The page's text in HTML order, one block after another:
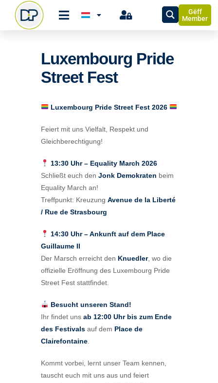
Gëff
Member
Luxembourg Pride
Street Fest
Luxembourg Pride Street Fest 2026
Feiert mit uns Vielfalt, Respekt und
Gleichberechtigung!
13:30 Uhr – Equality March 2026
Schließt euch den Jonk Demokraten beim
Equality March an!
Treffpunkt: Kreuzung Avenue de la Liberté
/ Rue de Strasbourg
14:30 Uhr – Ankunft auf dem Place
Guillaume II
Der Marsch erreicht den Knuedler, wo die
offizielle Eröffnung des Luxembourg Pride
Street Fest stattfindet.
Besucht unseren Stand!
Ihr findet uns ab 12:00 Uhr bis zum Ende
des Festivals auf dem Place de
Clairefontaine
Kommt vorbei, lernt unser Team kennen,
tauscht euch mit uns aus und feiert